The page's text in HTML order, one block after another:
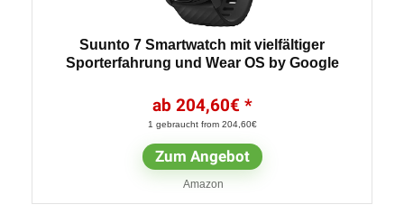
Suunto 7 Smartwatch mit vielfältiger
Sporterfahrung und Wear OS by Google
204,60€
1 gebraucht from 204,60€
Zum Angebot
Amazon